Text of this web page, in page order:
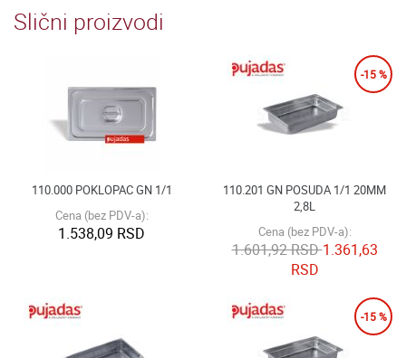
Slični proizvodi
110.000 POKLOPAC GN 1/1
Cena (bez PDV-a):
1.538,09 RSD
-15 %
110.201 GN POSUDA 1/1 20MM
2,8L
Cena (bez PDV-a):
1.601,92 RSD1.361,63
RSD
-15 %